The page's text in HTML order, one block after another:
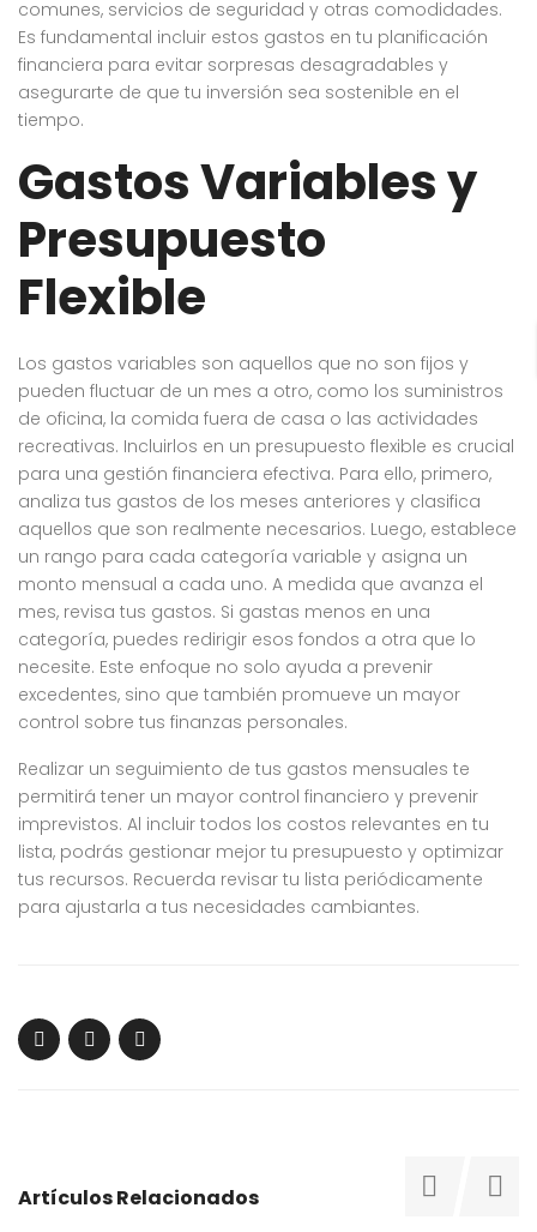
comunes, servicios de seguridad y otras comodidades.
Es fundamental incluir estos gastos en tu planificación
financiera para evitar sorpresas desagradables y
asegurarte de que tu inversión sea sostenible en el
tiempo.
Gastos Variables y
Presupuesto
Flexible
Los gastos variables son aquellos que no son fijos y
pueden fluctuar de un mes a otro, como los suministros
de oficina, la comida fuera de casa o las actividades
recreativas. Incluirlos en un presupuesto flexible es crucial
para una gestión financiera efectiva. Para ello, primero,
analiza tus gastos de los meses anteriores y clasifica
aquellos que son realmente necesarios. Luego, establece
un rango para cada categoría variable y asigna un
monto mensual a cada uno. A medida que avanza el
mes, revisa tus gastos. Si gastas menos en una
categoría, puedes redirigir esos fondos a otra que lo
necesite. Este enfoque no solo ayuda a prevenir
excedentes, sino que también promueve un mayor
control sobre tus finanzas personales.
Realizar un seguimiento de tus gastos mensuales te
permitirá tener un mayor control financiero y prevenir
imprevistos. Al incluir todos los costos relevantes en tu
lista, podrás gestionar mejor tu presupuesto y optimizar
tus recursos. Recuerda revisar tu lista periódicamente
para ajustarla a tus necesidades cambiantes.
Artículos Relacionados